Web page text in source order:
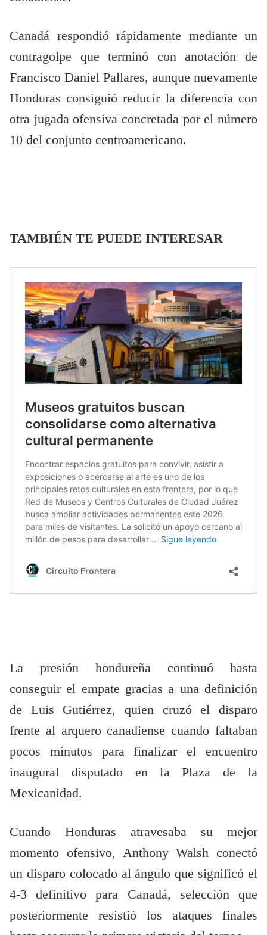
Canadá respondió rápidamente mediante un
contragolpe que terminó con anotación de
Francisco Daniel Pallares, aunque nuevamente
Honduras consiguió reducir la diferencia con
otra jugada ofensiva concretada por el número
10 del conjunto centroamericano.
TAMBIÉN TE PUEDE INTERESAR
La presión hondureña continuó hasta
conseguir el empate gracias a una definición
de Luis Gutiérrez, quien cruzó el disparo
frente al arquero canadiense cuando faltaban
pocos minutos para finalizar el encuentro
inaugural disputado en la Plaza de la
Mexicanidad.
Cuando Honduras atravesaba su mejor
momento ofensivo, Anthony Walsh conectó
un disparo colocado al ángulo que significó el
4-3 definitivo para Canadá, selección que
posteriormente resistió los ataques finales